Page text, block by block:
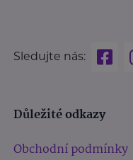
Sledujte nás:
Důležité odkazy
Obchodní podmínky